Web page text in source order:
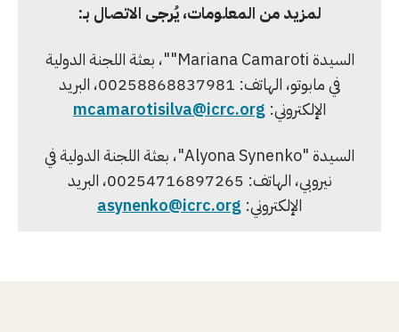
لمزيد من المعلومات، يُرجى الاتصال بـ:
السيدة Mariana Camaroti""، بعثة اللجنة الدولية
في مابوتو، الهاتف: 00258868837981، البريد
الإلكتروني: mcamarotisilva@icrc.org
السيدة "Alyona Synenko"، بعثة اللجنة الدولية في
نيروبي، الهاتف: 00254716897265، البريد
الإلكتروني: asynenko@icrc.org